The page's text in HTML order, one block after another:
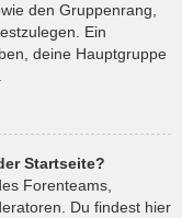
den Gruppenrang,
Ein
deine Hauptgruppe
Startseite?
Forenteams,
Du findest hier